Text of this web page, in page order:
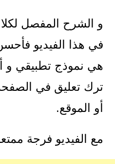
و الشرح المفصل لكلا
في هذا الفيديو
هي نموذج تطبيقي و
ترك تعليق في
أو الموقع.
مع الفيديو فرجة